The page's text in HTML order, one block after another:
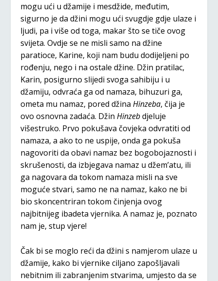
mogu ući u džamije i mesdžide, međutim,
sigurno je da džini mogu ući svugdje gdje ulaze i
ljudi, pa i više od toga, makar što se tiče ovog
svijeta. Ovdje se ne misli samo na džine
paratioce, Karine, koji nam budu dodijeljeni po
rođenju, nego i na ostale džine. Džin pratilac,
Karin, posigurno slijedi svoga sahibiju i u
džamiju, odvraća ga od namaza, bihuzuri ga,
ometa mu namaz, pored džinaHinzeba, čija je
ovo osnovna zadaća. DžinHinzebdjeluje
višestruko. Prvo pokušava čovjeka odvratiti od
namaza, a ako to ne uspije, onda ga pokuša
nagovoriti da obavi namaz bez bogobojaznosti i
skrušenosti, da izbjegava namaz u džem’atu, ili
ga nagovara da tokom namaza misli na sve
moguće stvari, samo ne na namaz, kako ne bi
bio skoncentriran tokom činjenja ovog
najbitnijeg ibadeta vjernika. A namaz je, poznato
nam je, stup vjere!
Čak bi se moglo reći da džini s namjerom ulaze u
džamije, kako bi vjernike ciljano zapošljavali
nebitnim ili zabranjenim stvarima, umjesto da se